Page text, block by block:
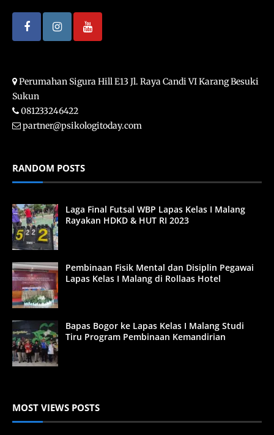
Perumahan Sigura Hill E13 Jl. Raya Candi VI Karang Besuki
Sukun
081233246422
partner@psikologitoday.com
RANDOM POSTS
Laga Final Futsal WBP Lapas Kelas I Malang
Rayakan HDKD & HUT RI 2023
Pembinaan Fisik Mental dan Disiplin Pegawai
Lapas Kelas I Malang di Rollaas Hotel
Bapas Bogor ke Lapas Kelas I Malang Studi
Tiru Program Pembinaan Kemandirian
MOST VIEWS POSTS